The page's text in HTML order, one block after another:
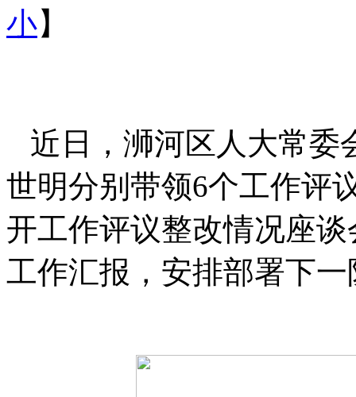
小】
近日，浉河区人大常委
世明分别带领6个工作评
开工作评议整改情况座
工作汇报，安排部署下